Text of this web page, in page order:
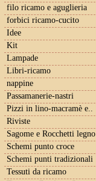
filo ricamo e aguglieria
forbici ricamo-cucito
Idee
Kit
Lampade
Libri-ricamo
nappine
Passamanerie-nastri
Pizzi in lino-macramè e..
Riviste
Sagome e Rocchetti legno
Schemi punto croce
Schemi punti tradizionali
Tessuti da ricamo